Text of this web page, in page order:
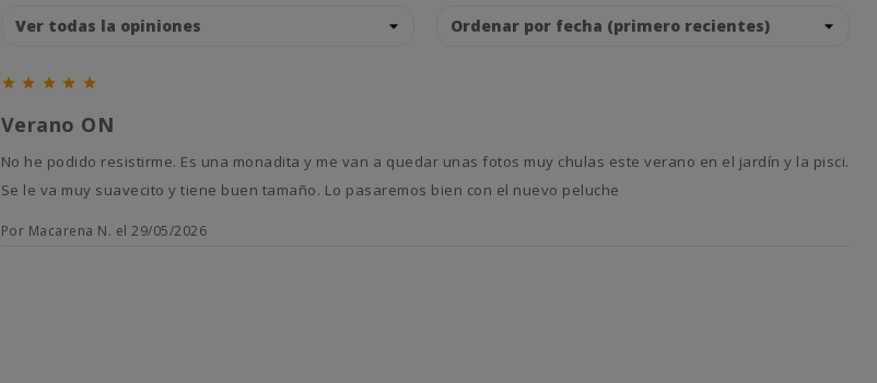
    
Verano ON
No he podido resistirme. Es una monadita y me van a quedar unas fotos muy chulas este verano en el jardín y la pisci.
Se le va muy suavecito y tiene buen tamaño. Lo pasaremos bien con el nuevo peluche
Por Macarena N. el 29/05/2026